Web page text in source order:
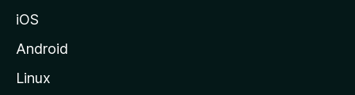
iOS
Android
Linux